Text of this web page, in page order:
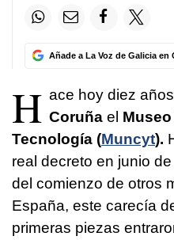
Añade a La Voz de Galicia en
H ace hoy diez
Coruña el
Tecnología (Muncyt).
real decreto en junio
del comienzo de otros
España, este carecía
primeras piezas